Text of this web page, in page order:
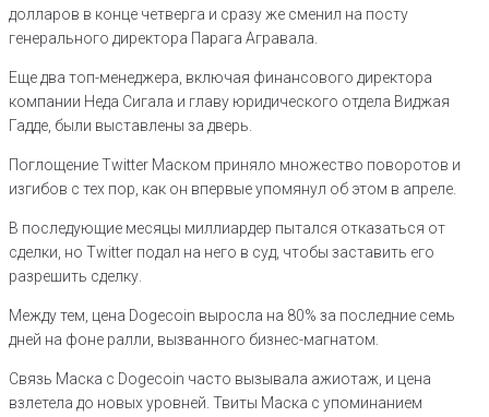
долларов в конце четверга и сразу же сменил на посту
генерального директора Парага Агравала.
Еще два топ-менеджера, включая финансового директора
компании Неда Сигала и главу юридического отдела Виджая
Гадде, были выставлены за дверь.
Поглощение Twitter Маском приняло множество поворотов и
изгибов с тех пор, как он впервые упомянул об этом в апреле.
В последующие месяцы миллиардер пытался отказаться от
сделки, но Twitter подал на него в суд, чтобы заставить его
разрешить сделку.
Между тем, цена Dogecoin выросла на 80% за последние семь
дней на фоне ралли, вызванного бизнес-магнатом.
Связь Маска с Dogecoin часто вызывала ажиотаж, и цена
взлетела до новых уровней. Твиты Маска с упоминанием